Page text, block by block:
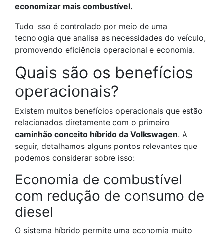
economizar mais combustível.
Tudo isso é controlado por meio de uma
tecnologia que analisa as necessidades do veículo,
promovendo eficiência operacional e economia.
Quais são os benefícios
operacionais?
Existem muitos benefícios operacionais que estão
relacionados diretamente com o primeiro
caminhão conceito híbrido da Volkswagen. A
seguir, detalhamos alguns pontos relevantes que
podemos considerar sobre isso:
Economia de combustível
com redução de consumo de
diesel
O sistema híbrido permite uma economia muito